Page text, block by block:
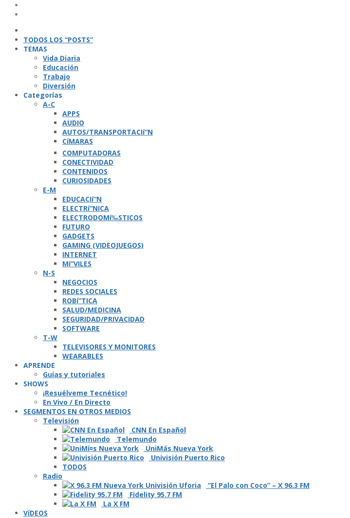
TODOS LOS “POSTS”
TEMAS
Vida Diaria
Educación
Trabajo
Diversión
Categorí­as
A-C
APPS
AUDIO
AUTOS/TRANSPORTACIí“N
CíMARAS
COMPUTADORAS
CONECTIVIDAD
CONTENIDOS
CURIOSIDADES
E-M
EDUCACIí“N
ELECTRí“NICA
ELECTRODOMí‰STICOS
FUTURO
GADGETS
GAMING (VIDEOJUEGOS)
INTERNET
Mí“VILES
N-S
NEGOCIOS
REDES SOCIALES
ROBí“TICA
SALUD/MEDICINA
SEGURIDAD/PRIVACIDAD
SOFTWARE
T-W
TELEVISORES Y MONITORES
WEARABLES
APRENDE
Guí­as y tutoriales
SHOWS
¡Resuélveme Tecnético!
En Vivo / En Directo
SEGMENTOS EN OTROS MEDIOS
Televisión
CNN En Español
Telemundo
UniMás Nueva York
Univisión Puerto Rico
TODOS
Radio
“El Palo con Coco” – X 96.3 FM
Fidelity 95.7 FM
La X FM
VíDEOS